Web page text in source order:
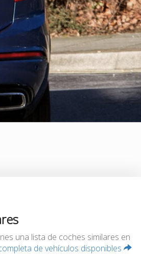
una lista de coches similares en
de vehículos disponibles